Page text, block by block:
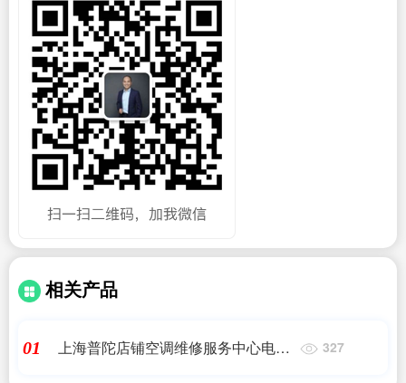
相关产品
01
上海普陀店铺空调维修服务中心电话
327